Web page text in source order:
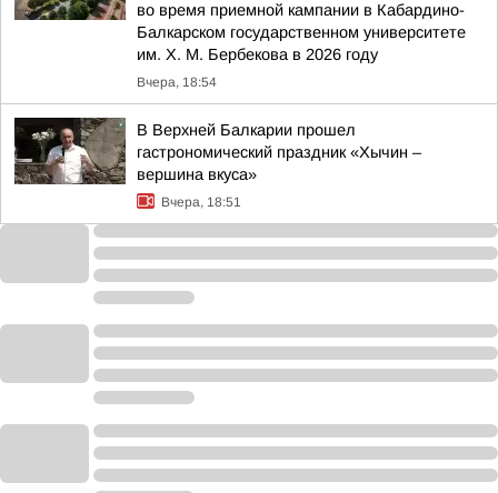
во время приемной кампании в Кабардино-
Балкарском государственном университете
им. Х. М. Бербекова в 2026 году
Вчера, 18:54
В Верхней Балкарии прошел
гастрономический праздник «Хычин –
вершина вкуса»
Вчера, 18:51